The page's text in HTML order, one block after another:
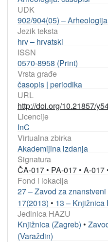
UDK
902/904(05) –
Jezik teksta
hrv – hrvatski
ISSN
0570-8958 (Print)
Vrsta građe
časopis | periodika
URL
http://doi.org/10.21857/
Licencije
InC
Virtualna zbirka
Akademijina izdanja
Signatura
ČA-017 • PA-017 • A-017
Fond i lokacija
27 – Zavod za
17(2013) • 13 – Knjižnica
Jedinica HAZU
Knjižnica (Zagreb) •
(Varaždin)